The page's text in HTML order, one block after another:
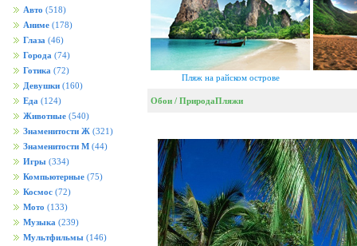
Авто (518)
Аниме (178)
Глаза (46)
Города (74)
Готика (72)
Девушки (160)
Еда (124)
Животные (540)
Знаменитости Ж (321)
Знаменитости М (44)
Игры (334)
Компьютерные (75)
Космос (72)
Мото (133)
Музыка (239)
Мультфильмы (146)
Пляж на райском острове
Обои / ПриродаПляжи